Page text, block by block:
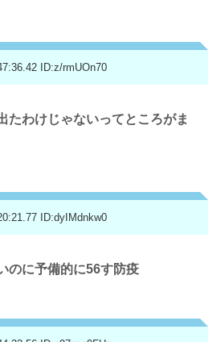
ID:z/rmUOn70
たわけじゃないってところがま
ID:dyIMdnkw0
のに予備的に56す防疫